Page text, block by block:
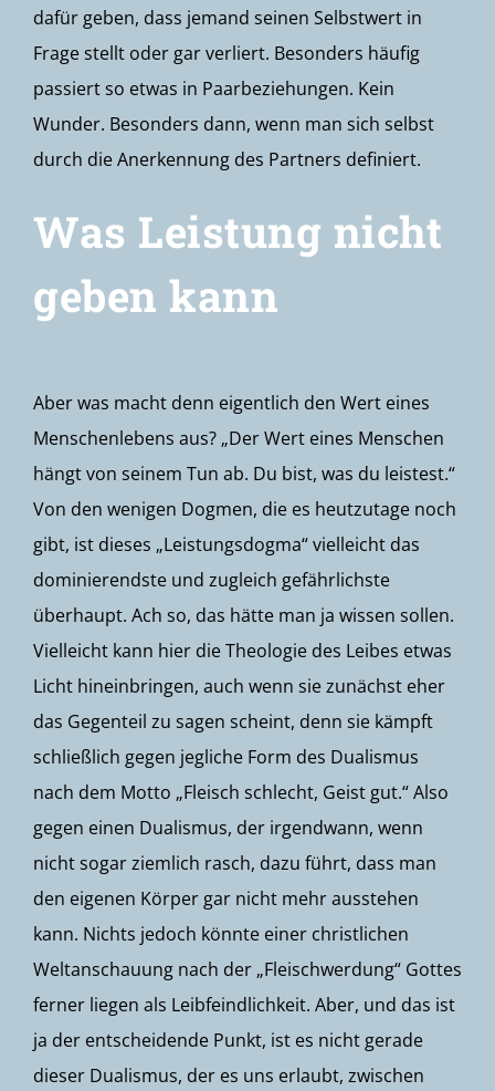
dafür geben, dass jemand seinen Selbstwert in
Frage stellt oder gar verliert. Besonders häufig
passiert so etwas in Paarbeziehungen. Kein
Wunder. Besonders dann, wenn man sich selbst
durch die Anerkennung des Partners definiert.
Was Leistung nicht
geben kann
Aber was macht denn eigentlich den Wert eines
Menschenlebens aus? „Der Wert eines Menschen
hängt von seinem Tun ab. Du bist, was du leistest.“
Von den wenigen Dogmen, die es heutzutage noch
gibt, ist dieses „Leistungsdogma“ vielleicht das
dominierendste und zugleich gefährlichste
überhaupt. Ach so, das hätte man ja wissen sollen.
Vielleicht kann hier die Theologie des Leibes etwas
Licht hineinbringen, auch wenn sie zunächst eher
das Gegenteil zu sagen scheint, denn sie kämpft
schließlich gegen jegliche Form des Dualismus
nach dem Motto „Fleisch schlecht, Geist gut.“ Also
gegen einen Dualismus, der irgendwann, wenn
nicht sogar ziemlich rasch, dazu führt, dass man
den eigenen Körper gar nicht mehr ausstehen
kann. Nichts jedoch könnte einer christlichen
Weltanschauung nach der „Fleischwerdung“ Gottes
ferner liegen als Leibfeindlichkeit. Aber, und das ist
ja der entscheidende Punkt, ist es nicht gerade
dieser Dualismus, der es uns erlaubt, zwischen